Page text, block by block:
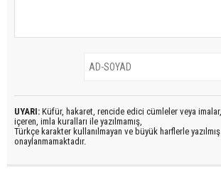
UYARI: Küfür, hakaret, rencide edici cümleler veya
içeren, imla kuralları ile yazılmamış,
Türkçe karakter kullanılmayan ve büyük harflerle
onaylanmamaktadır.